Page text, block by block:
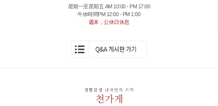
星期一至星期五 AM 10:00 - PM 17:00
午休時間PM 12:00 - PM 1:00
週末，公休日休息